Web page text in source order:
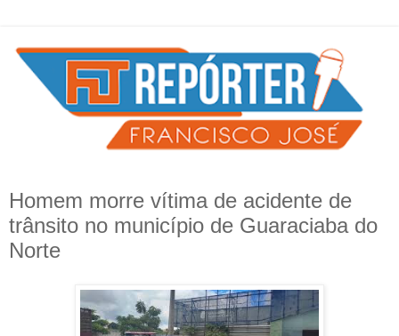
Homem morre vítima de acidente de
trânsito no município de Guaraciaba do
Norte